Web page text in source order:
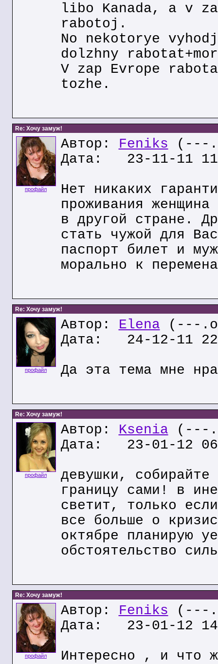
libo Kanada, a v
rabotoj.
No nekotorye
dolzhny
V zap Evrope
tozhe.
Re: Хочу замуж!
профайл
Автор: Feniks (---
Дата: 23-11-11
Нет никаких
проживания
в другой стране.
стать чужой для
паспорт билет и
морально к
Re: Хочу замуж!
профайл
Автор: Elena (---
Дата: 24-12-11
Да эта тема мне
Re: Хочу замуж!
профайл
Автор: Ksenia (---
Дата: 23-01-12
девушки,
границу сами! в
светит, только
все больше о
октябре планирую
обстоятельство
Re: Хочу замуж!
профайл
Автор: Feniks (---
Дата: 23-01-12
Интересно , и что